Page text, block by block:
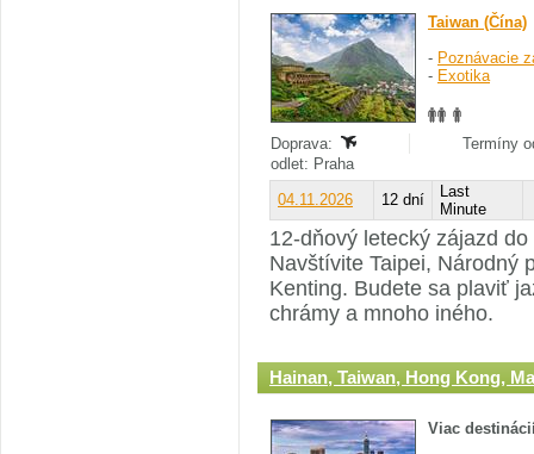
Taiwan (Čína)
- Poznávacie
- Exotika
Doprava:
Termíny
odlet: Praha
04.11.2026
12 dní
Last
Minute
12-dňový letecký zájazd
Navštívite Taipei, Národný
Kenting. Budete sa plaviť
chrámy a mnoho iného.
Hainan, Taiwan, Hong Kong,
Viac